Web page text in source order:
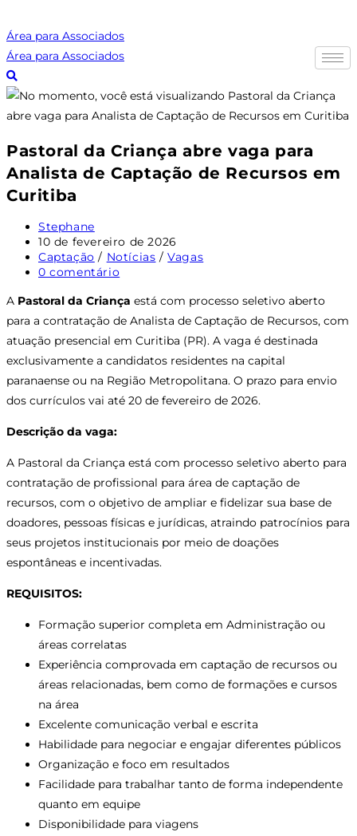
para
o
conteúdo
Área para Associados
Área para Associados
Pastoral da Criança abre vaga para
Analista de Captação de Recursos em
Curitiba
Autor
do
post:
Stephane
Post
publicado:
10 de fevereiro de 2026
Categoria
do
Captação / Notícias / Vagas
Comentários
post:
0 comentário
A Pastoral da Criança está com processo seletivo aberto
para a contratação de Analista de Captação de Recursos, com
atuação presencial em Curitiba (PR). A vaga é destinada
exclusivamente a candidatos residentes na capital
paranaense ou na Região Metropolitana. O prazo para envio
dos currículos vai até 20 de fevereiro de 2026.
Descrição da vaga:
A Pastoral da Criança está com processo seletivo aberto para
contratação de profissional para área de captação de
recursos, com o objetivo de ampliar e fidelizar sua base de
doadores, pessoas físicas e jurídicas, atraindo patrocínios para
seus projetos institucionais por meio de doações
espontâneas e incentivadas.
REQUISITOS:
Formação superior completa em Administração ou
áreas correlatas
Experiência comprovada em captação de recursos ou
áreas relacionadas, bem como de formações e cursos
na área
Excelente comunicação verbal e escrita
Habilidade para negociar e engajar diferentes públicos
Organização e foco em resultados
Facilidade para trabalhar tanto de forma independente
quanto em equipe
Disponibilidade para viagens